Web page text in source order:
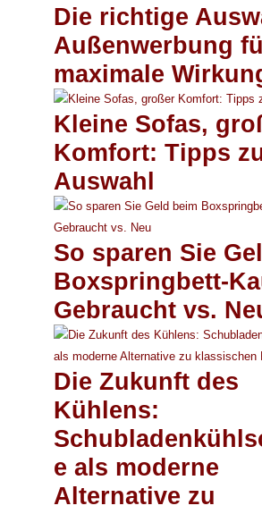
Die richtige
Außenwerbung
maximale
Kleine Sofas,
Komfort: Tipps
Auswahl
So sparen Sie
Boxspringbett-
Gebraucht vs.
Die Zukunft des
Kühlens:
e als moderne
Alternative zu